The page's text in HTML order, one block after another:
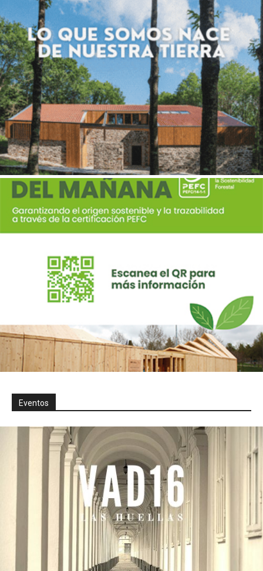
Eventos